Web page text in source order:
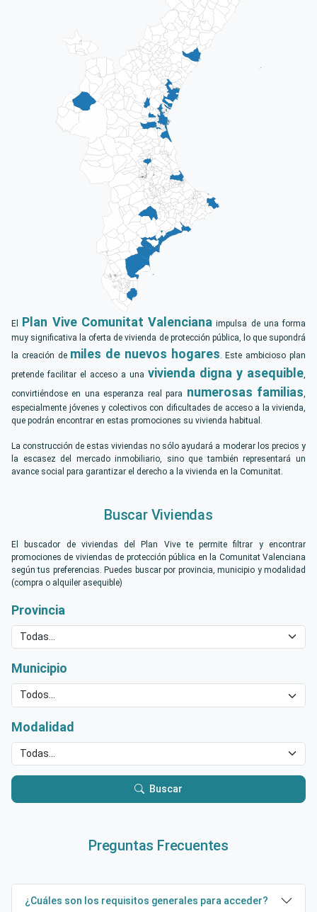
El Plan Vive Comunitat Valenciana impulsa de una forma
muy significativa la oferta de vivienda de protección pública, lo que supondrá
la creación de miles de nuevos hogares . Este ambicioso plan
pretende facilitar el acceso a una vivienda digna y asequible
convirtiéndose en una esperanza real para numerosas familias
especialmente jóvenes y colectivos con dificultades de acceso a la vivienda,
que podrán encontrar en estas promociones su vivienda habitual.
La construcción de estas viviendas no sólo ayudará a moderar los precios y
la escasez del mercado inmobiliario, sino que también representará un
avance social para garantizar el derecho a la vivienda en la Comunitat.
Buscar Viviendas
El buscador de viviendas del Plan Vive te permite filtrar y encontrar
promociones de viviendas de protección pública en la Comunitat Valenciana
según tus preferencias. Puedes buscar por provincia, municipio y modalidad
(compra o alquiler asequible)
Provincia
Municipio
Modalidad
Buscar
Preguntas Frecuentes
¿Cuáles son los requisitos generales para acceder?